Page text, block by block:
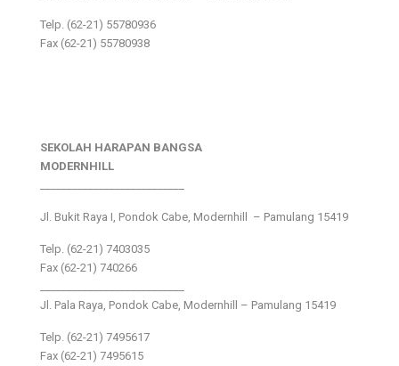
Telp. (62-21) 55780936
Fax (62-21) 55780938
SEKOLAH HARAPAN BANGSA
MODERNHILL
Jl. Bukit Raya I, Pondok Cabe, Modernhill – Pamulang 15419
Telp. (62-21) 7403035
Fax (62-21) 740266
Jl. Pala Raya, Pondok Cabe, Modernhill – Pamulang 15419
Telp. (62-21) 7495617
Fax (62-21) 7495615